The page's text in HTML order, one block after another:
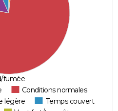
fumée
Conditions normales
légère
Temps couvert